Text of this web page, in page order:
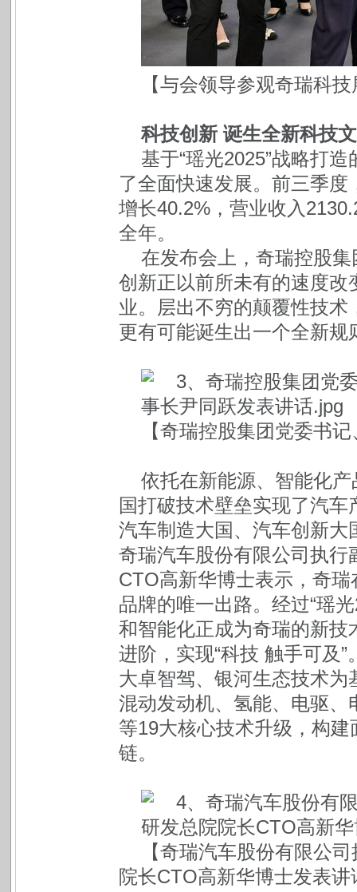
【与会领导参观奇瑞科
科技创新 诞生全新科技
基于“瑶光2025”战略打
了全面快速发展。前三季
增长40.2%，营业收入
全年。
在发布会上，奇瑞控股
创新正以前所未有的速度
业。层出不穷的颠覆性技
更有可能诞生出一个全新
【奇瑞控股集团党委书
依托在新能源、智能化
国打破技术壁垒实现了汽
汽车制造大国、汽车创新
奇瑞汽车股份有限公司执
CTO高新华博士表示，奇
品牌的唯⼀出路。经过“瑶
和智能化正成为奇瑞的新
进阶，实现“科技 触手可及
大卓智驾、银河生态技术
混动发动机、氢能、电驱
等19大核心技术升级，构
链。
【奇瑞汽车股份有限公
院长CTO高新华博士发表讲